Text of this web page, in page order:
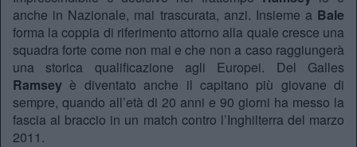
anche in Nazionale, mai trascurata, anzi. Insieme a Bale
forma la coppia di riferimento attorno alla quale cresce una
squadra forte come non mai e che non a caso raggiungerà
una storica qualificazione agli Europei. Del Galles
Ramsey è diventato anche il capitano più giovane di
sempre, quando all’età di 20 anni e 90 giorni ha messo la
fascia al braccio in un match contro l’Inghilterra del marzo
2011.